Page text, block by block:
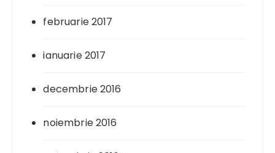
februarie 2017
ianuarie 2017
decembrie 2016
noiembrie 2016